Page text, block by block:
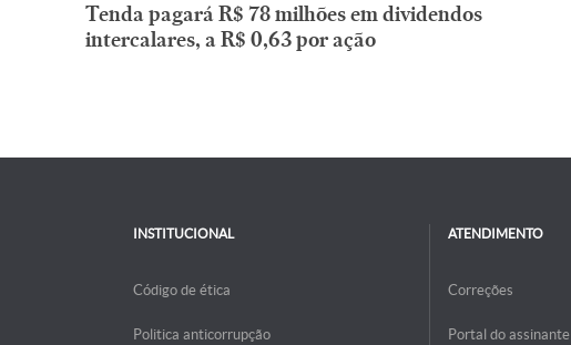
Tenda pagará R$ 78 milhões em dividendos
intercalares, a R$ 0,63 por ação
INSTITUCIONAL
Código de ética
Politica anticorrupção
ATENDIMENTO
Correções
Portal do assinante